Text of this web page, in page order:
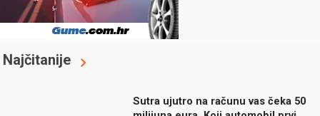
Najčitanije
Sutra ujutro na računu vas čeka 50